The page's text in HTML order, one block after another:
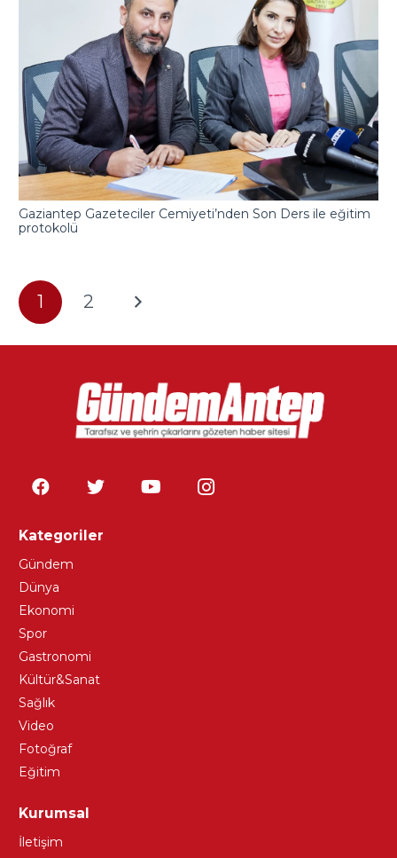
Gaziantep Gazeteciler Cemiyeti’nden Son Ders ile eğitim
protokolü
1 2
Kategoriler
Gündem
Dünya
Ekonomi
Spor
Gastronomi
Kültür&Sanat
Sağlık
Video
Fotoğraf
Eğitim
Kurumsal
İletişim